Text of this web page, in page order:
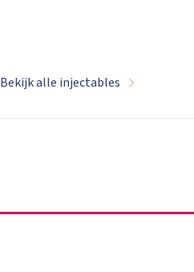
Bekijk alle injectables